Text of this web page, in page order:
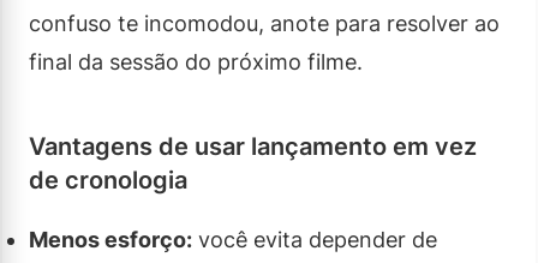
confuso te incomodou, anote para resolver ao
final da sessão do próximo filme.
Vantagens de usar lançamento em vez
de cronologia
Menos esforço: você evita depender de